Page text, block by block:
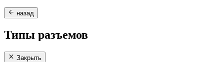
назад
Типы разъемов
Закрыть